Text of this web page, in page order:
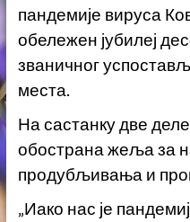
пандемије вируса
обележен јубилеј
званичног
места.
На састанку две
обострана жеља за
продубљивања и
„Иако нас је